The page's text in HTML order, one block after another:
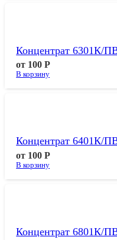
Концентрат 6301К/
от 100Р
В корзину
Концентрат 6401К/
от 100Р
В корзину
Концентрат 6801К/